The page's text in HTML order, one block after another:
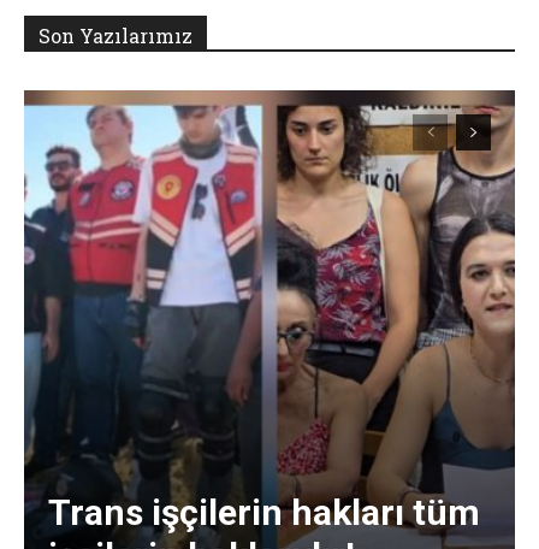
Son Yazılarımız
Trans işçilerin hakları tüm